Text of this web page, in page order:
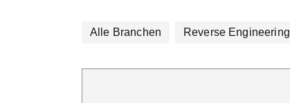
Alle Branchen Reverse Engineering